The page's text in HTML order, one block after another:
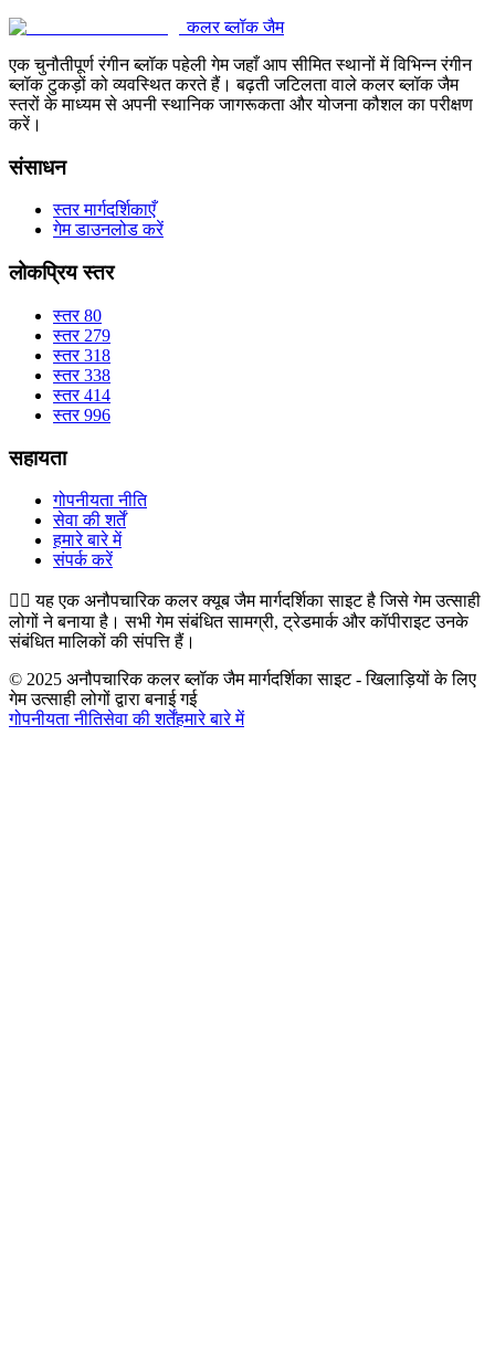
कलर ब्लॉक जैम
एक चुनौतीपूर्ण रंगीन ब्लॉक पहेली गेम जहाँ आप सीमित स्थानों में विभिन्न रंगीन
ब्लॉक टुकड़ों को व्यवस्थित करते हैं। बढ़ती जटिलता वाले कलर ब्लॉक जैम
स्तरों के माध्यम से अपनी स्थानिक जागरूकता और योजना कौशल का परीक्षण
करें।
संसाधन
स्तर मार्गदर्शिकाएँ
गेम डाउनलोड करें
लोकप्रिय स्तर
स्तर 80
स्तर 279
स्तर 318
स्तर 338
स्तर 414
स्तर 996
सहायता
गोपनीयता नीति
सेवा की शर्तें
हमारे बारे में
संपर्क करें
👉🏻यह एक अनौपचारिक कलर क्यूब जैम मार्गदर्शिका साइट है जिसे गेम उत्साही
लोगों ने बनाया है। सभी गेम संबंधित सामग्री, ट्रेडमार्क और कॉपीराइट उनके
संबंधित मालिकों की संपत्ति हैं।
© 2025 अनौपचारिक कलर ब्लॉक जैम मार्गदर्शिका साइट - खिलाड़ियों के लिए
गेम उत्साही लोगों द्वारा बनाई गई
गोपनीयता नीतिसेवा की शर्तेंहमारे बारे में